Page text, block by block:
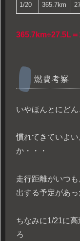
1/20 365.7km
365.7km÷27.5L
燃費考察
いやほんとにど
慣れてきていよ
か・・・
走行距離がいつ
出する予定があっ
ちなみに1/21に
ろ